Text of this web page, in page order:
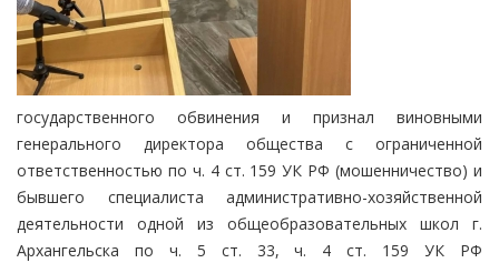
государственного обвинения и признал виновными
генерального директора общества с ограниченной
ответственностью по ч. 4 ст. 159 УК РФ (мошенничество) и
бывшего специалиста административно-хозяйственной
деятельности одной из общеобразовательных школ г.
Архангельска по ч. 5 ст. 33, ч. 4 ст. 159 УК РФ